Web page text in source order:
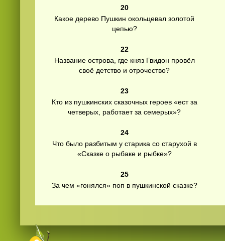
20
Какое дерево Пушкин окольцевал золотой
цепью?
22
Название острова, где княз Гвидон провёл
своё детство и отрочество?
23
Кто из пушкинских сказочных героев «ест за
четверых, работает за семерых»?
24
Что было разбитым у старика со старухой в
«Сказке о рыбаке и рыбке»?
25
За чем «гонялся» поп в пушкинской сказке?